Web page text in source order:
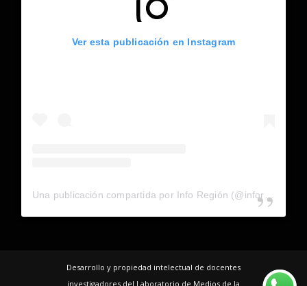
Ver esta publicación en Instagram
Desarrollo y propiedad intelectual de docentes
investigadores del Laboratorio de Medios de la